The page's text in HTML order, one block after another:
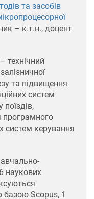
та засобів
– к.т.н., доцент
– технічний
та підвищення
систем
програмного
систем керування
наукових
Scopus, 1